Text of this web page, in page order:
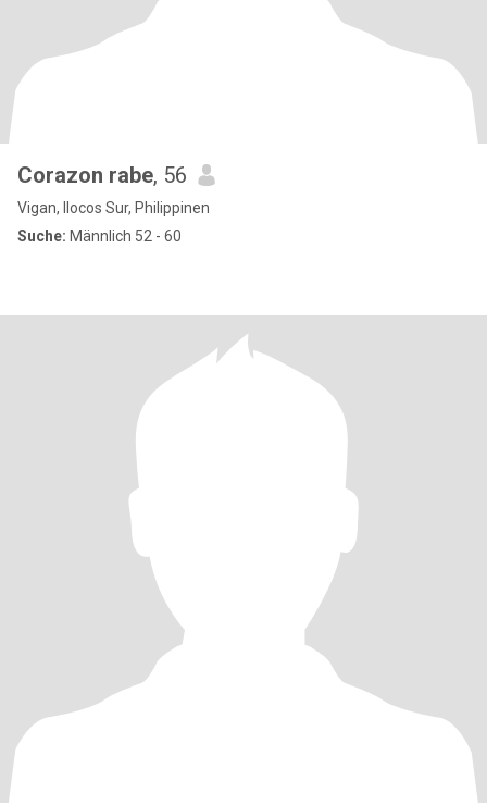
Corazon rabe, 56
Vigan, Ilocos Sur, Philippinen
Suche: Männlich 52 - 60